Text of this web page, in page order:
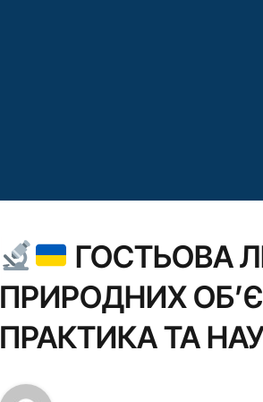
ГОСТЬОВА
ПРИРОДНИХ
ПРАКТИКА ТА